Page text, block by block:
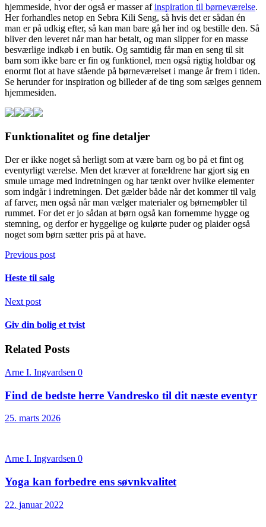
hjemmeside, hvor der også er masser afinspiration til børneværelse.
Her forhandles netop en Sebra Kili Seng, så hvis det er sådan én
man er på udkig efter, så kan man bare gå her ind og bestille den. Så
bliver den leveret når man har betalt, og man slipper for en masse
besværlige indkøb i en butik. Og samtidig får man en seng til sit
barn som ikke bare er fin og funktionel, men også rigtig holdbar og
enormt flot at have stående på børneværelset i mange år frem i tiden.
Se herunder for inspiration og billeder af de ting som sælges gennem
hjemmesiden.
Funktionalitet og fine detaljer
Der er ikke noget så herligt som at være barn og bo på et fint og
eventyrligt værelse. Men det kræver at forældrene har gjort sig en
smule umage med indretningen og har tænkt over hvilke elementer
som indgår i indretningen. Det gælder både når det kommer til valg
af farver, men også når man vælger materialer og børnemøbler til
rummet. For det er jo sådan at børn også kan fornemme hygge og
stemning, og derfor er hyggelige og kulørte puder og plaider også
noget som børn sætter pris på at have.
Previous post
Heste til salg
Next post
Giv din bolig et tvist
Related Posts
Arne I. Ingvardsen 0
Find de bedste herre Vandresko til dit næste eventyr
25. marts 2026
Arne I. Ingvardsen 0
Yoga kan forbedre ens søvnkvalitet
22. januar 2022